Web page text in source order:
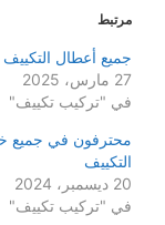
مرتبط
جميع أعطال التكييف
27 مارس، 2025
في "تركيب تكييف"
محترفون في جميع
التكييف
20 ديسمبر، 2024
في "تركيب تكييف"